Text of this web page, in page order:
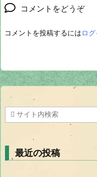
コメントをどうぞ
コメントを投稿するにはロ
最近の投稿